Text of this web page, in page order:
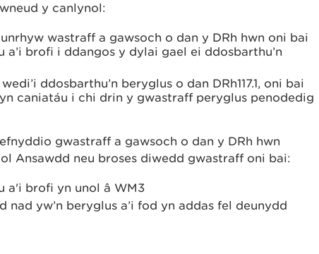
y canlynol:
wastraff a gawsoch o dan y DRh hwn oni bai
a’i brofi i ddangos y dylai gael ei ddosbarthu’n
ddosbarthu’n beryglus o dan DRh117.1, oni bai
caniatáu i chi drin y gwastraff peryglus penodedig
gwastraff a gawsoch o dan y DRh hwn
Ansawdd neu broses diwedd gwastraff oni bai:
a'i brofi yn unol â WM3
nad yw’n beryglus a’i fod yn addas fel deunydd